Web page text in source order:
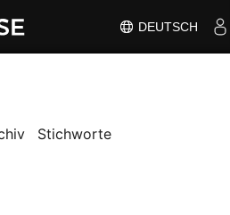
DEUTSCH
Stichworte